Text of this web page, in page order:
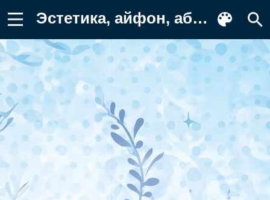
Эстетика, айфон, абстрактный Обои